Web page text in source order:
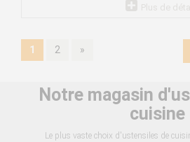
1 2 »
Notre magasin
cuisine
Le plus vaste choix d'ustensiles de